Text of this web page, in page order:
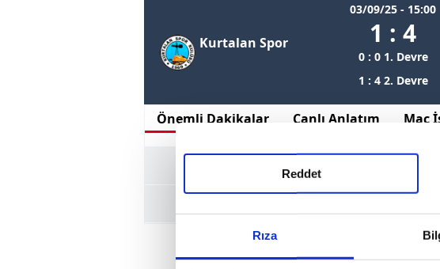
Rıza
Reddet
Kurtalan Spor
03/09/25 - 15:00
1 : 4
0 : 0 1. Devre
1 : 4 2. Devre
Önemli Dakikalar Canlı Anlatım Maç
Maç Sonucu